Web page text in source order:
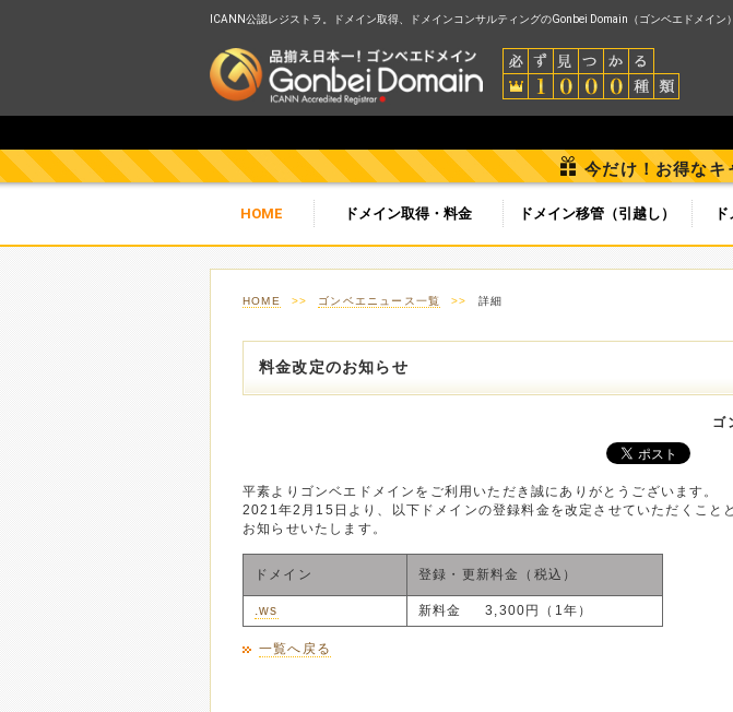
ICANN公認レジストラ。ドメイン取得、ドメインコンサルティングのGonbei Domain（ゴンベエドメイン）
今だけ！お得なキ
HOME ドメイン取得・料金 ドメイン移管（引越し）
HOME >> ゴンベエニュース一覧 >> 詳細
料金改定のお知らせ
ゴ
平素よりゴンベエドメインをご利用いただき誠にありがとうございます。
2021年2月15日より、以下ドメインの登録料金を改定させていただくこと
お知らせいたします。
ドメイン 登録・更新料金（税込）
.ws 新料金 3,300円（1年）
一覧へ戻る